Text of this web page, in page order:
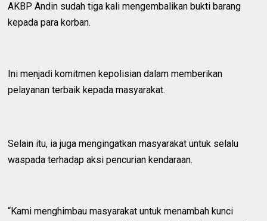
AKBP Andin sudah tiga kali mengembalikan bukti barang
kepada para korban.
Ini menjadi komitmen kepolisian dalam memberikan
pelayanan terbaik kepada masyarakat.
Selain itu, ia juga mengingatkan masyarakat untuk selalu
waspada terhadap aksi pencurian kendaraan.
“Kami menghimbau masyarakat untuk menambah kunci